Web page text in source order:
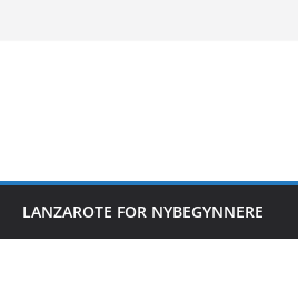
LANZAROTE FOR NYBEGYNNERE